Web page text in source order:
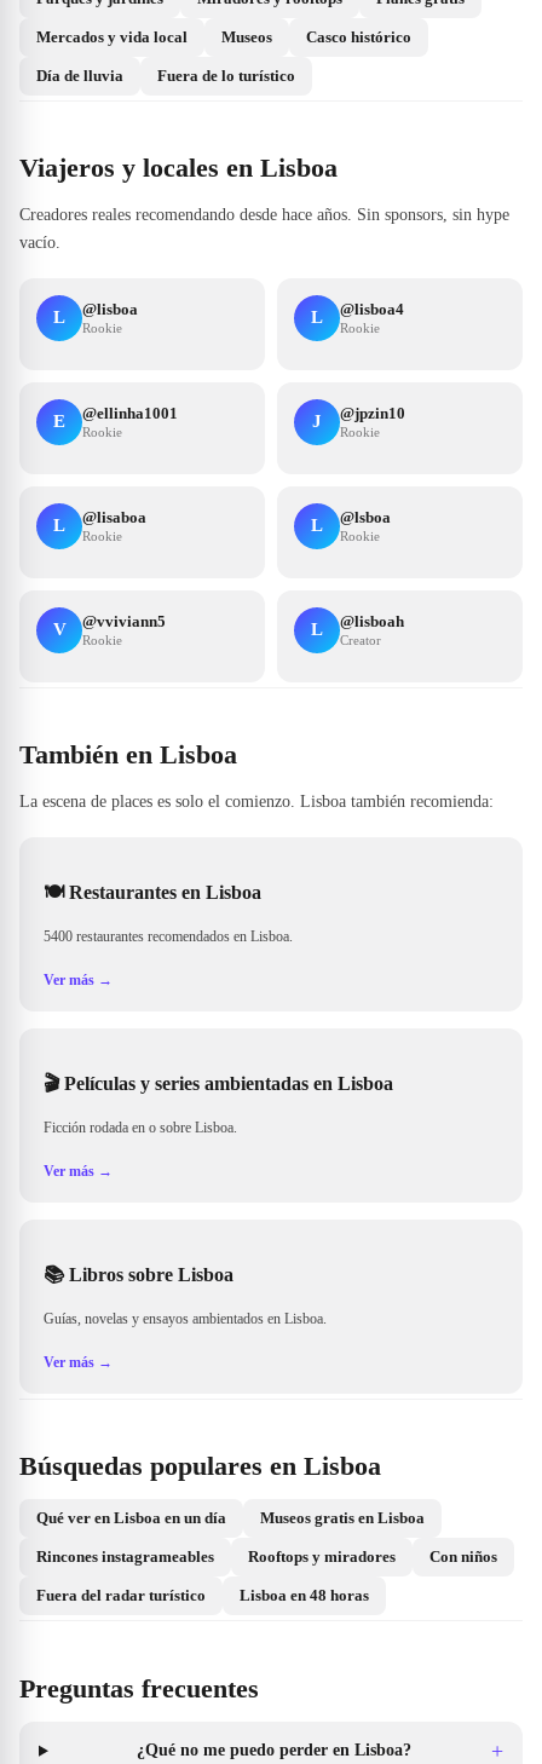
Mercados y vida local Museos Casco histórico
Día de lluvia Fuera de lo turístico
Viajeros y locales en Lisboa
Creadores reales recomendando desde hace años. Sin sponsors, sin hype
vacío.
L @lisboa
Rookie
L @lisboa4
Rookie
E @ellinha1001
Rookie
J @jpzin10
Rookie
L @lisaboa
Rookie
L @lsboa
Rookie
V @vviviann5
Rookie
L @lisboah
Creator
También en Lisboa
La escena de places es solo el comienzo. Lisboa también recomienda:
🍽️ Restaurantes en Lisboa
5400 restaurantes recomendados en Lisboa.
Ver más →
🎬 Películas y series ambientadas en Lisboa
Ficción rodada en o sobre Lisboa.
Ver más →
📚 Libros sobre Lisboa
Guías, novelas y ensayos ambientados en Lisboa.
Ver más →
Búsquedas populares en Lisboa
Qué ver en Lisboa en un día Museos gratis en Lisboa
Rincones instagrameables Rooftops y miradores Con niños
Fuera del radar turístico Lisboa en 48 horas
Preguntas frecuentes
¿Qué no me puedo perder en Lisboa? +